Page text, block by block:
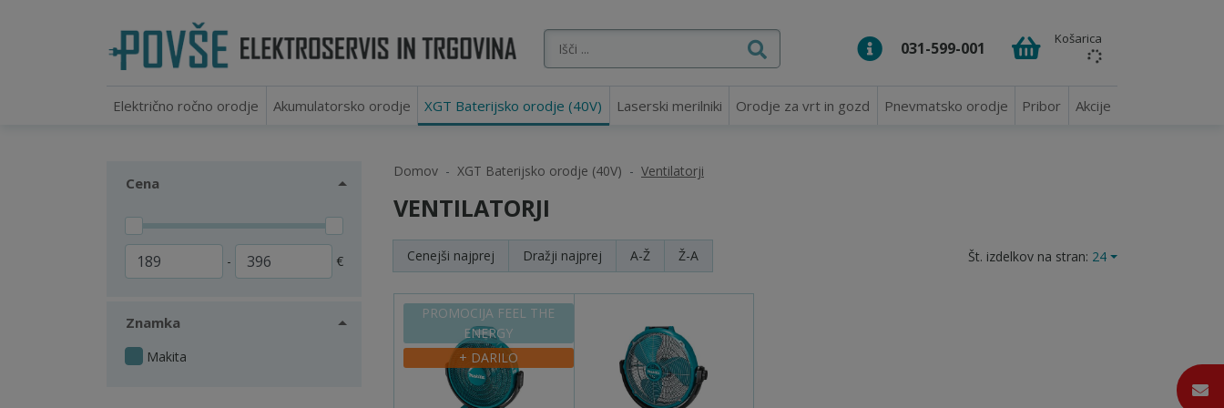
031-599-001 Košarica
Električno ročno orodje Akumulatorsko orodje XGT Baterijsko orodje (40V) Laserski merilniki Orodje za vrt in gozd Pnevmatsko orodje Pribor Akcije
Cena
- €
Znamka
Makita
Domov XGT Baterijsko orodje (40V) Ventilatorji
VENTILATORJI
Cenejši najprej Dražji najprej A-Ž Ž-A Št. izdelkov na stran: 24
PROMOCIJA FEEL THE
ENERGY
+ DARILO